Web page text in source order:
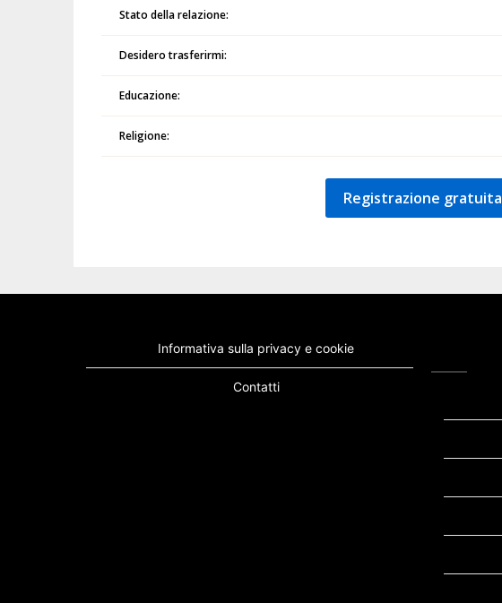
Stato della relazione:
Desidero trasferirmi:
Educazione:
Religione:
Registrazione gratuita
Informativa sulla privacy e cookie
Contatti